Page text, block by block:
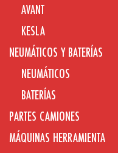
AVANT
KESLA
NEUMÁTICOS Y BATERÍAS
NEUMÁTICOS
BATERÍAS
PARTES CAMIONES
MÁQUINAS HERRAMIENTA